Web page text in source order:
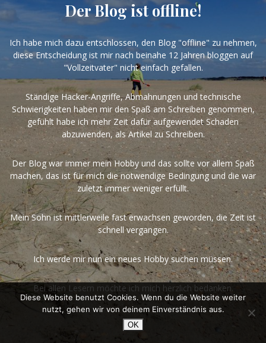
Der Blog ist offline!
Ich habe mich dazu entschlossen, den Blog "offline" zu nehmen,
diese Entscheidung ist mir nach beinahe 12 Jahren bloggen auf
"Vollzeitvater" nicht einfach gefallen.
Ständige Hacker-Angriffe, Abmahnungen und technische
Schwierigkeiten haben mir den Spaß am Schreiben genommen,
gefühlt habe ich mehr Zeit dafür aufgewendet Schaden
abzuwenden, als Artikel zu Schreiben.
Der Blog war immer mein Hobby und das sollte vor allem Spaß
machen, das ist für mich die notwendige Bedingung und die war
zuletzt immer weniger erfüllt.
Mein Sohn ist mittlerweile fast erwachsen geworden, die Zeit ist
schnell vergangen.
Ich werde mir nun ein neues Hobby suchen müssen.
Bei allen Lesern möchte ich mich herzlich bedanken.
Diese Website benutzt Cookies. Wenn du die Website weiter
nutzt, gehen wir von deinem Einverständnis aus.
OK